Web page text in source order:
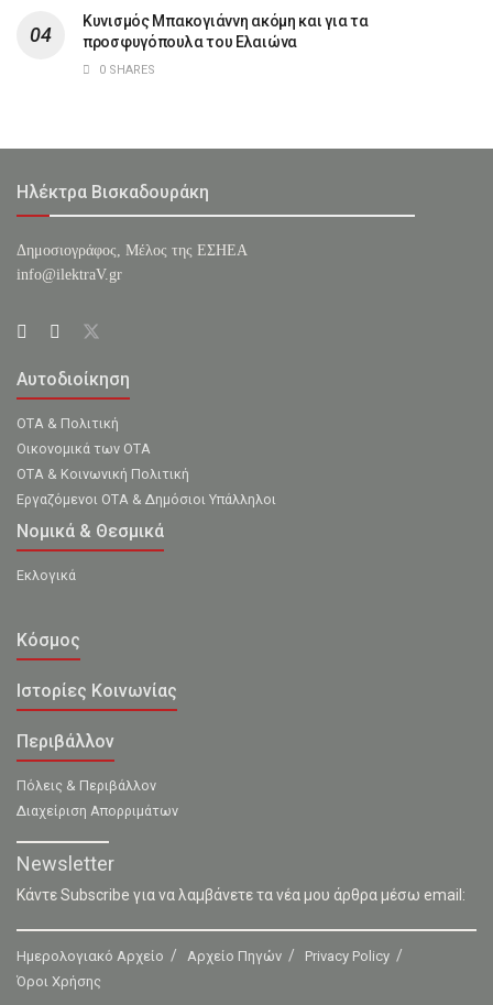
Κυνισμός Μπακογιάννη ακόμη και για τα
προσφυγόπουλα του Ελαιώνα
0 SHARES
Ηλέκτρα Βισκαδουράκη
Δημοσιογράφος, Μέλος της ΕΣHΕΑ
info@ilektraV.gr
Αυτοδιοίκηση
ΟΤΑ & Πολιτική
Οικονομικά των ΟΤΑ
ΟΤΑ & Κοινωνική Πολιτική
Εργαζόμενοι ΟΤΑ & Δημόσιοι Υπάλληλοι
Νομικά & Θεσμικά
Εκλογικά
Κόσμος
Ιστορίες Κοινωνίας
Περιβάλλον
Πόλεις & Περιβάλλον
Διαχείριση Απορριμάτων
Newsletter
Κάντε Subscribe για να λαμβάνετε τα νέα μου άρθρα μέσω email:
Ημερολογιακό Αρχείο Αρχείο Πηγών
Privacy Policy
Όροι Χρήσης